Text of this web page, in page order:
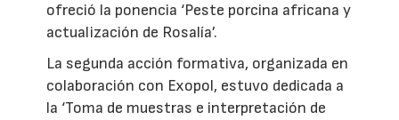
ofreció la ponencia ‘Peste porcina africana y
actualización de Rosalía’.
La segunda acción formativa, organizada en
colaboración con Exopol, estuvo dedicada a
la ‘Toma de muestras e interpretación de